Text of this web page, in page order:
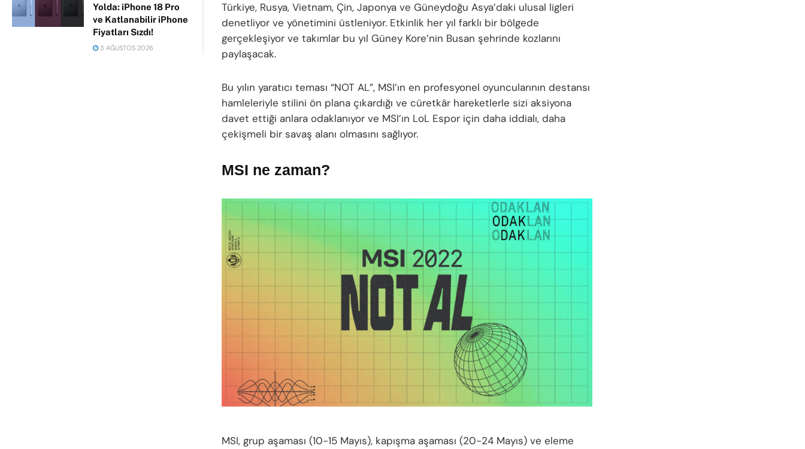
Yolda: iPhone 18 Pro
ve Katlanabilir iPhone
Fiyatları Sızdı!
3 AĞUSTOS 2026
Türkiye, Rusya, Vietnam, Çin, Japonya ve Güneydoğu Asya’daki ulusal ligleri
denetliyor ve yönetimini üstleniyor. Etkinlik her yıl farklı bir bölgede
gerçekleşiyor ve takımlar bu yıl Güney Kore’nin Busan şehrinde kozlarını
paylaşacak.
Bu yılın yaratıcı teması “NOT AL”, MSI’ın en profesyonel oyuncularının destansı
hamleleriyle stilini ön plana çıkardığı ve cüretkâr hareketlerle sizi aksiyona
davet ettiği anlara odaklanıyor ve MSI’ın LoL Espor için daha iddialı, daha
çekişmeli bir savaş alanı olmasını sağlıyor.
MSI ne zaman?
MSI, grup aşaması (10-15 Mayıs), kapışma aşaması (20-24 Mayıs) ve eleme